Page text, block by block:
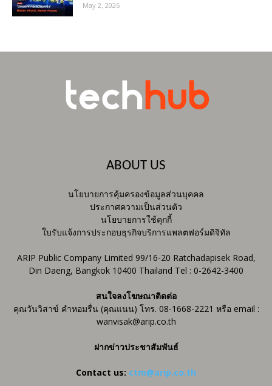
May 2, 2026
ABOUT US
นโยบายการคุ้มครองข้อมูลส่วนบุคคล
ประกาศความเป็นส่วนตัว
นโยบายการใช้คุกกี้
ใบรับแจ้งการประกอบธุรกิจบริการแพลตฟอร์มดิจิทัล
ARIP Public Company Limited 99/16-20 Ratchadapisek Road,
Din Daeng, Bangkok 10400 Thailand Tel : 0-2642-3400
สนใจลงโฆษณาติดต่อ
คุณวันวิสาข์ คำหอมรื่น (คุณแนน) โทร. 08-1668-2221 หรือ email :
wanvisak@arip.co.th
ฝากข่าวประชาสัมพันธ์
Contact us: ctm@arip.co.th